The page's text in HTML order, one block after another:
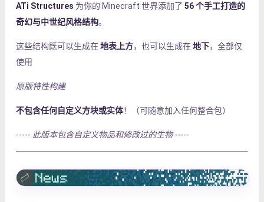
ATi Structures 为你的 Minecraft 世界添加了 56 个手工打造的
奇幻与中世纪风格结构。
这些结构既可以生成在地表上方，也可以生成在地下，全部仅
使用
原版特性构建
不包含任何自定义方块或实体！（可随意加入任何整合包）
----- 此版本包含自定义物品和修改过的生物-----